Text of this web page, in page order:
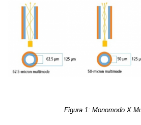
Figura 1: Monomodo X